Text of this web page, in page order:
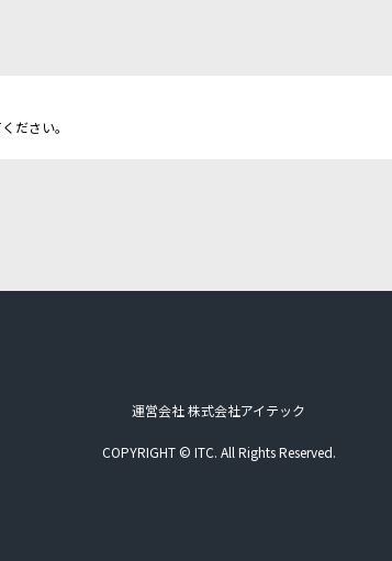
ださい。
運営会社 株式会社アイテック
COPYRIGHT © ITC. All Rights Reserved.